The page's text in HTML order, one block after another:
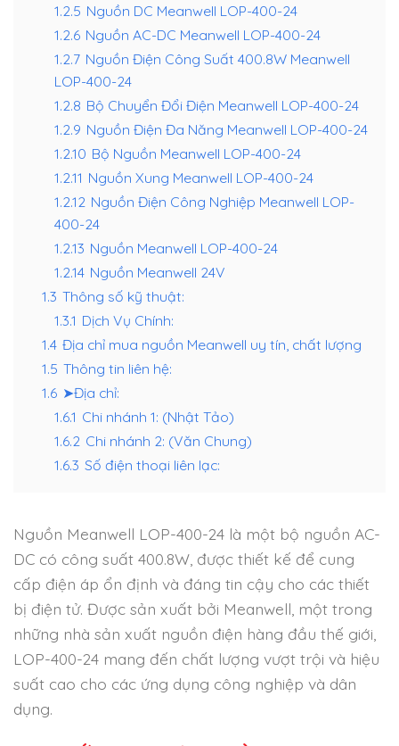
1.2.5 Nguồn DC Meanwell LOP-400-24
1.2.6 Nguồn AC-DC Meanwell LOP-400-24
1.2.7 Nguồn Điện Công Suất 400.8W Meanwell
LOP-400-24
1.2.8 Bộ Chuyển Đổi Điện Meanwell LOP-400-24
1.2.9 Nguồn Điện Đa Năng Meanwell LOP-400-24
1.2.10 Bộ Nguồn Meanwell LOP-400-24
1.2.11 Nguồn Xung Meanwell LOP-400-24
1.2.12 Nguồn Điện Công Nghiệp Meanwell LOP-
400-24
1.2.13 Nguồn Meanwell LOP-400-24
1.2.14 Nguồn Meanwell 24V
1.3 Thông số kỹ thuật:
1.3.1 Dịch Vụ Chính:
1.4 Địa chỉ mua nguồn Meanwell uy tín, chất lượng
1.5 Thông tin liên hệ:
1.6 ➤Địa chỉ:
1.6.1 Chi nhánh 1: (Nhật Tảo)
1.6.2 Chi nhánh 2: (Văn Chung)
1.6.3 Số điện thoại liên lạc:
Nguồn Meanwell LOP-400-24 là một bộ nguồn AC-
DC có công suất 400.8W, được thiết kế để cung
cấp điện áp ổn định và đáng tin cậy cho các thiết
bị điện tử. Được sản xuất bởi Meanwell, một trong
những nhà sản xuất nguồn điện hàng đầu thế giới,
LOP-400-24 mang đến chất lượng vượt trội và hiệu
suất cao cho các ứng dụng công nghiệp và dân
dụng.